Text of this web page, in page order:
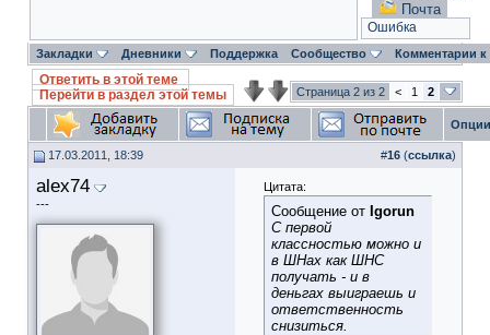
Почта
Ошибка
Закладки Дневники Поддержка Сообщество Комментарии
Ответить в этой теме
Перейти в раздел этой темы
Страница 2 из 2 < 1 2
17.03.2011, 18:39 #16 (ссылка)
alex74
---
Цитата:
Сообщение от Igorun
С первой
классностью можно и
в ШНах как ШНС
получать - и в
деньгах выиграешь и
ответственность
снизиться.